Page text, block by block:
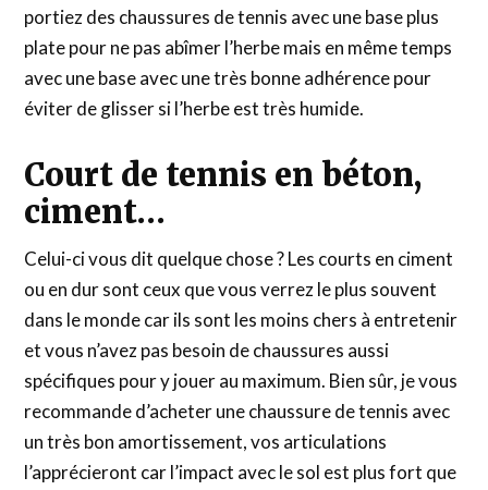
portiez des chaussures de tennis avec une base plus
plate pour ne pas abîmer l’herbe mais en même temps
avec une base avec une très bonne adhérence pour
éviter de glisser si l’herbe est très humide.
Court de tennis en béton,
ciment…
Celui-ci vous dit quelque chose ? Les courts en ciment
ou en dur sont ceux que vous verrez le plus souvent
dans le monde car ils sont les moins chers à entretenir
et vous n’avez pas besoin de chaussures aussi
spécifiques pour y jouer au maximum. Bien sûr, je vous
recommande d’acheter une chaussure de tennis avec
un très bon amortissement, vos articulations
l’apprécieront car l’impact avec le sol est plus fort que